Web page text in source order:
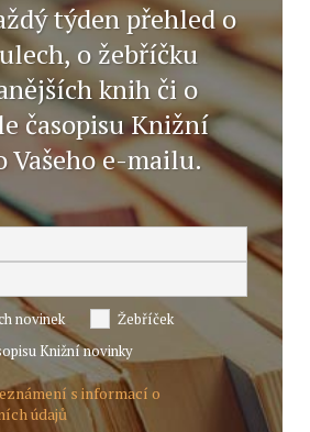
týden přehled o
o žebříčku
knih či o
časopisu Knižní
Vašeho e-mailu.
novinek
Žebříček
Knižní novinky
s informací o
údajů